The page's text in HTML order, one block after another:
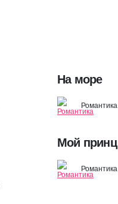
На море
Романтика
Мой принц
Романтика